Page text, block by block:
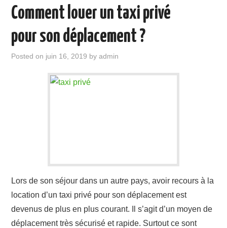
Comment louer un taxi privé
pour son déplacement ?
Posted on juin 16, 2019 byadmin
Lors de son séjour dans un autre pays, avoir recours à la
location d’un taxi privé pour son déplacement est
devenus de plus en plus courant. Il s’agit d’un moyen de
déplacement très sécurisé et rapide. Surtout ce sont